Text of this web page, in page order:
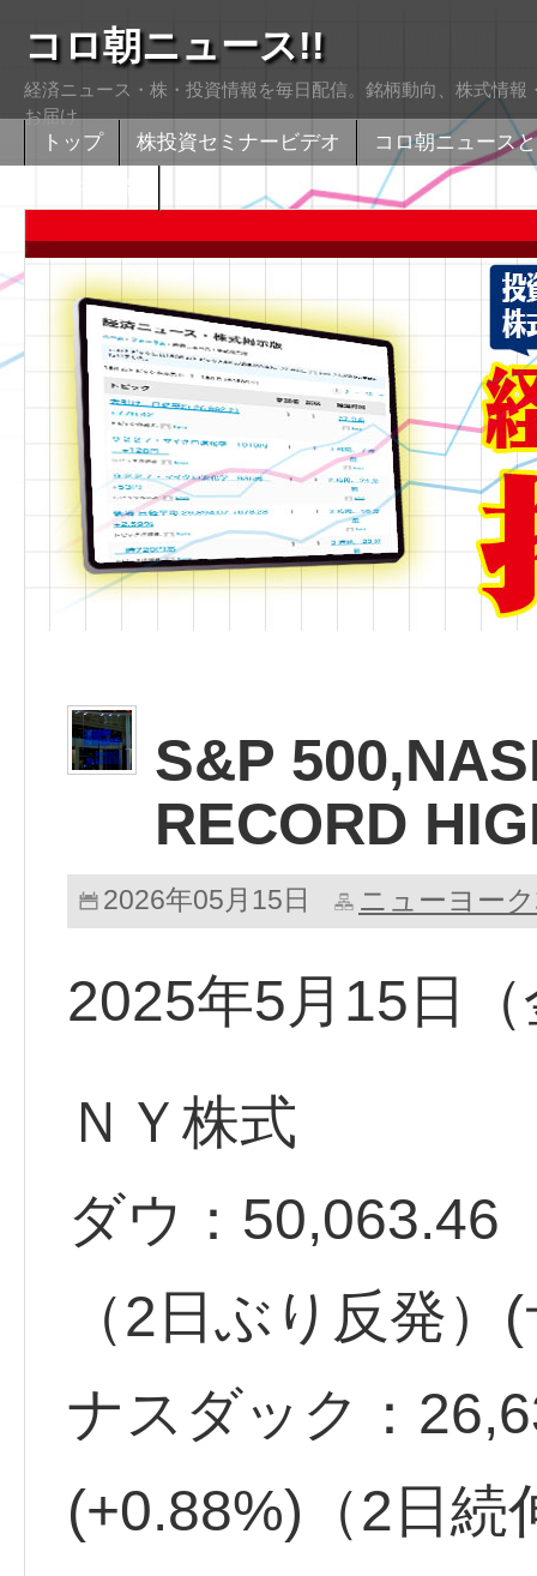
コロ朝ニュース!!
経済ニュース・株・投資情報を毎日配信。銘柄動向、株式情
お届け
トップ 株投資セミナービデオ
コロ朝ニュース
S&P
RECORD
2026年05月15日 ニューヨー
2025年5月15日
ＮＹ株式
ダウ：
（2日ぶり反発
ナスダック：
(+0.88%)（2日続